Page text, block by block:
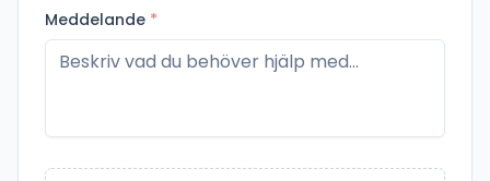
Meddelande *